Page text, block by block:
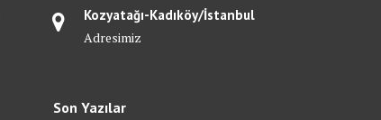
Kozyatağı-Kadıköy/İstanbul
Adresimiz
Son Yazılar